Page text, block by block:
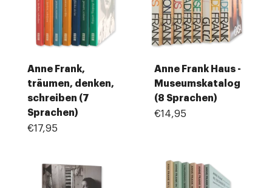
Anne Frank,
träumen, denken,
schreiben (7
Sprachen)
€17,95
Anne Frank Haus -
Museumskatalog
(8 Sprachen)
€14,95